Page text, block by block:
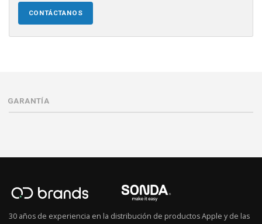
CONTÁCTANOS
GARANTÍA
30 años de experiencia en la distribución de productos Apple y de las